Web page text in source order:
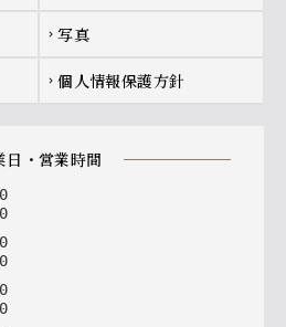
chevron_right 写真
chevron_right 個人情報保護方針
業日・営業時間